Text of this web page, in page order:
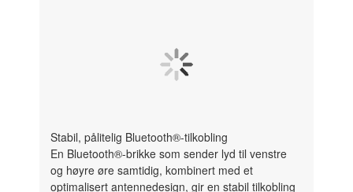
Stabil, pålitelig Bluetooth®-tilkobling
En Bluetooth®-brikke som sender lyd til venstre
og høyre øre samtidig, kombinert med et
optimalisert antennedesign, gir en stabil tilkobling